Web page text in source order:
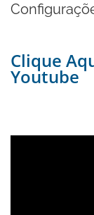
Clique
Youtube